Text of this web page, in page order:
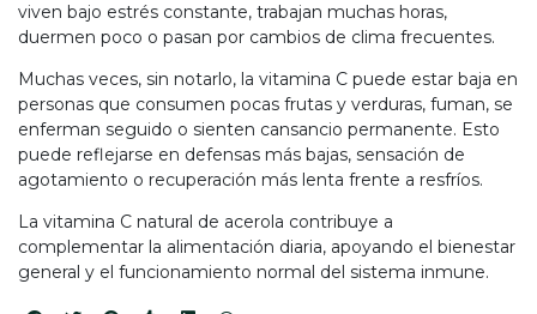
viven bajo estrés constante, trabajan muchas horas,
duermen poco o pasan por cambios de clima frecuentes.
Muchas veces, sin notarlo, la vitamina C puede estar baja en
personas que consumen pocas frutas y verduras, fuman, se
enferman seguido o sienten cansancio permanente. Esto
puede reflejarse en defensas más bajas, sensación de
agotamiento o recuperación más lenta frente a resfríos.
La vitamina C natural de acerola contribuye a
complementar la alimentación diaria, apoyando el bienestar
general y el funcionamiento normal del sistema inmune.